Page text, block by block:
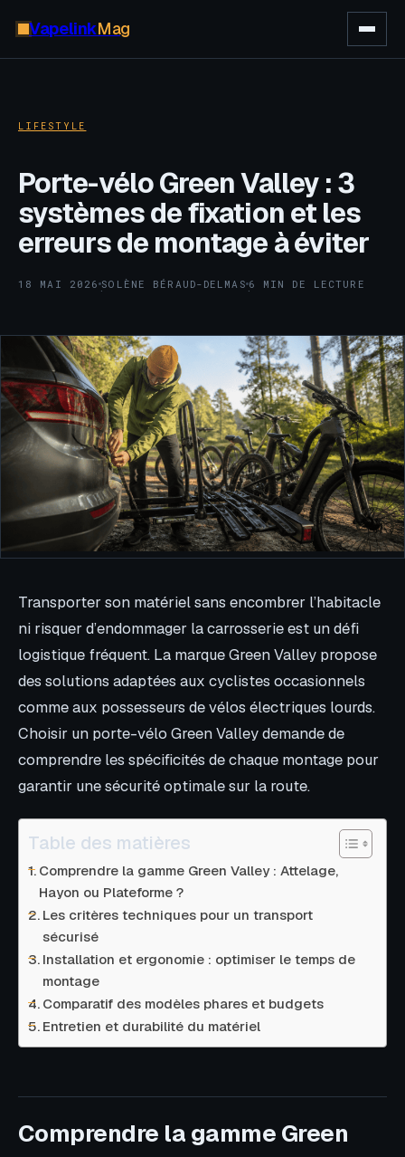
VapelinkMag
LIFESTYLE
Porte-vélo Green Valley : 3
systèmes de fixation et les
erreurs de montage à éviter
18 MAI 2026·SOLÈNE BÉRAUD-DELMAS ·
6 MIN DE LECTURE
Transporter son matériel sans encombrer l’habitacle
ni risquer d’endommager la carrosserie est un défi
logistique fréquent. La marque Green Valley propose
des solutions adaptées aux cyclistes occasionnels
comme aux possesseurs de vélos électriques lourds.
Choisir un porte-vélo Green Valley demande de
comprendre les spécificités de chaque montage pour
garantir une sécurité optimale sur la route.
Table des matières
Comprendre la gamme Green Valley : Attelage,
Hayon ou Plateforme ?
Les critères techniques pour un transport
sécurisé
Installation et ergonomie : optimiser le temps de
montage
Comparatif des modèles phares et budgets
Entretien et durabilité du matériel
Comprendre la gamme Green